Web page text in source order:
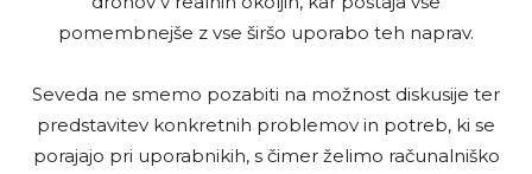
pomembnejše z vse širšo uporabo teh naprav.
Seveda ne smemo pozabiti na možnost diskusije ter
predstavitev konkretnih problemov in potreb, ki se
porajajo pri uporabnikih, s čimer želimo računalniško